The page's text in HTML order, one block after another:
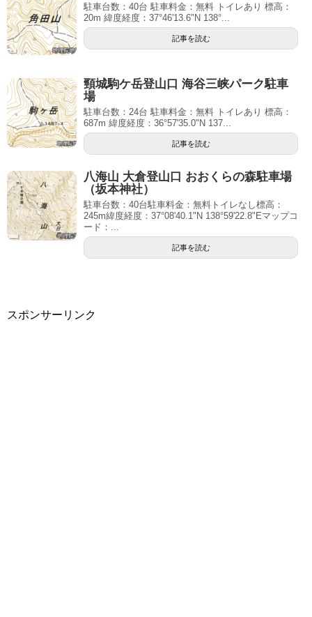
駐車台数：40台 駐車料金：無料 トイレあり 標高：
20m 緯度経度：37°46'13.6"N 138°...
記事を読む
頸城駒ケ岳登山口 海谷三峡パーク駐車
場
駐車台数：24台 駐車料金：無料 トイレあり 標高：
687m 緯度経度：36°57'35.0"N 137...
記事を読む
八海山 大倉登山口 おおくらの森駐車場
（坂本神社）
駐車台数：40台駐車料金：無料トイレなし標高：
245m緯度経度：37°08'40.1"N 138°59'22.8"Eマップコ
ード：...
記事を読む
スポンサーリンク